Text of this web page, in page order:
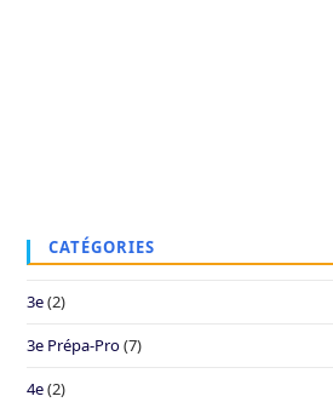
CATÉGORIES
3e(2)
3e Prépa-Pro(7)
4e(2)